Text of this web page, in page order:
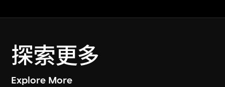
探索更多
Explore More